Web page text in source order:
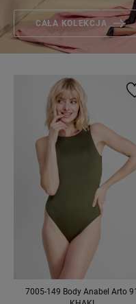
CAŁA KOLEKCJA
7005-149 Body Anabel Arto 91